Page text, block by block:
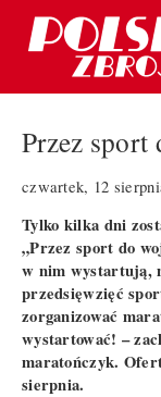
Przez sport
czwartek, 12
Tylko kilka dni
„Przez sport do
w nim wystartują,
przedsięwzięć
zorganizować
wystartować! –
maratończyk.
sierpnia.